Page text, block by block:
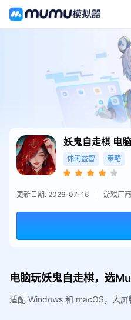
妖鬼自走棋 电
休闲益智 策略
更新日期: 2026-07-16 游戏厂
电脑玩妖鬼自走棋，选
适配 Windows 和 macOS，大屏